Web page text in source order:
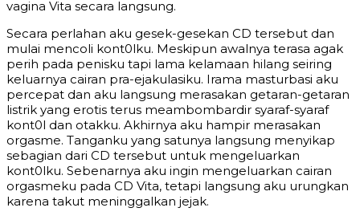
vagina Vita secara langsung.
Secara perlahan aku gesek-gesekan CD tersebut dan
mulai mencoli kont0lku. Meskipun awalnya terasa agak
perih pada penisku tapi lama kelamaan hilang seiring
keluarnya cairan pra-ejakulasiku. Irama masturbasi aku
percepat dan aku langsung merasakan getaran-getaran
listrik yang erotis terus meambombardir syaraf-syaraf
kont0l dan otakku. Akhirnya aku hampir merasakan
orgasme. Tanganku yang satunya langsung menyikap
sebagian dari CD tersebut untuk mengeluarkan
kont0lku. Sebenarnya aku ingin mengeluarkan cairan
orgasmeku pada CD Vita, tetapi langsung aku urungkan
karena takut meninggalkan jejak.